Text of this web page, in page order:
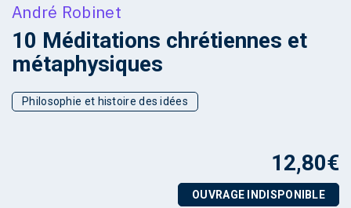
André Robinet
10 Méditations chrétiennes et
métaphysiques
Philosophie et histoire des idées
12,80€
OUVRAGE INDISPONIBLE